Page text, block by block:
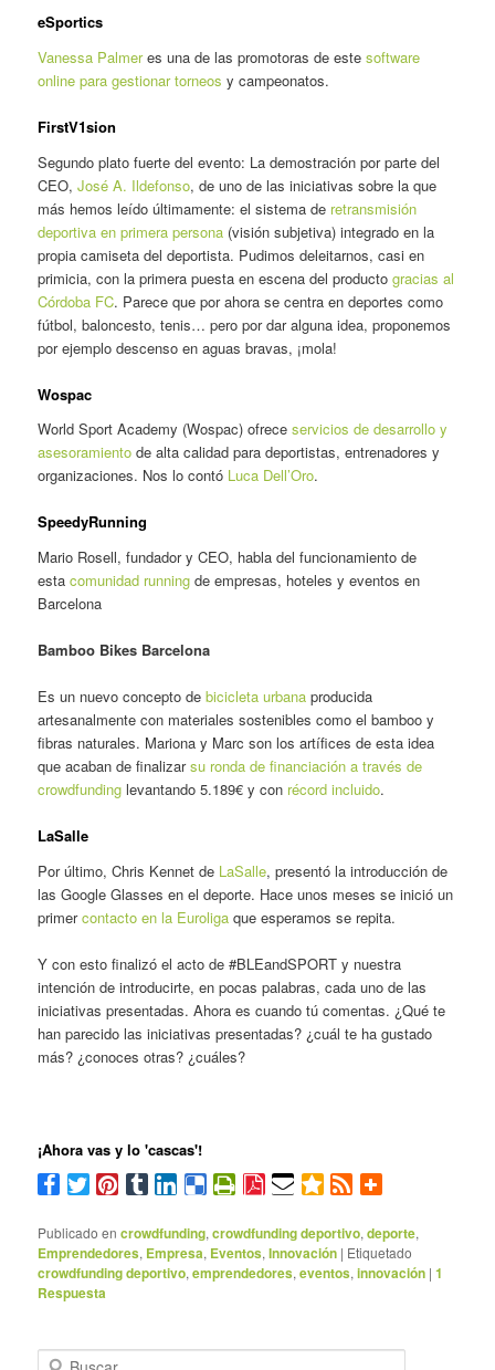
eSportics
Vanessa Palmeres una de las promotoras de estesoftware
online para gestionar torneos y campeonatos.
FirstV1sion
Segundo plato fuerte del evento: La demostración por parte del
CEO,José A. Ildefonso, de uno de las iniciativas sobre la que
más hemos leído últimamente: el sistema de retransmisión
deportiva en primera persona (visión subjetiva) integrado en la
propia camiseta del deportista. Pudimos deleitarnos, casi en
primicia, con la primera puesta en escena del productogracias al
Córdoba FC. Parece que por ahora se centra en deportes como
fútbol, baloncesto, tenis… pero por dar alguna idea, proponemos
por ejemplo descenso en aguas bravas, ¡mola!
Wospac
World Sport Academy (Wospac) ofreceservicios de desarrollo y
asesoramiento de alta calidad para deportistas, entrenadores y
organizaciones. Nos lo contó Luca Dell’Oro.
SpeedyRunning
Mario Rosell, fundador y CEO, habla del funcionamiento de
estacomunidad running de empresas, hoteles y eventos en
Barcelona
Bamboo Bikes Barcelona
Es un nuevo concepto debicicleta urbana producida
artesanalmente con materiales sostenibles como el bamboo y
fibras naturales. Mariona y Marc son los artífices de esta idea
que acaban de finalizarsu ronda de financiación a través de
crowdfunding levantando 5.189€ y con récord incluido.
LaSalle
Por último, Chris Kennet de LaSalle, presentó la introducción de
las Google Glasses en el deporte. Hace unos meses se inició un
primercontacto en la Euroliga que esperamos se repita.
Y con esto finalizó el acto de #BLEandSPORT y nuestra
intención de introducirte, en pocas palabras, cada uno de las
iniciativas presentadas. Ahora es cuando tú comentas. ¿Qué te
han parecido las iniciativas presentadas? ¿cuál te ha gustado
más? ¿conoces otras? ¿cuáles?
¡Ahora vas y lo 'cascas'!
Publicado en crowdfunding,crowdfunding deportivo,deporte,
Emprendedores, Empresa, Eventos,Innovación | Etiquetado
crowdfunding deportivo,emprendedores,eventos,innovación |1
Respuesta